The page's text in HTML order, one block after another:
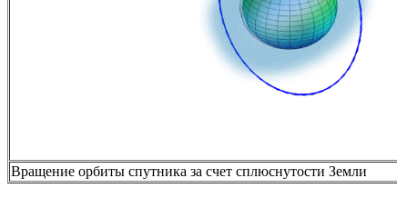
Вращение орбиты спутника за счет сплюснутости Земли